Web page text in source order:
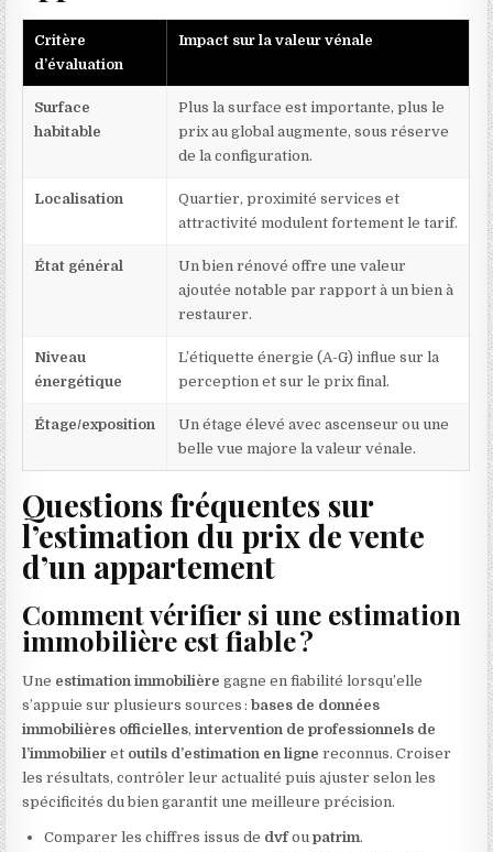
Critère
d’évaluation
Impact sur la valeur vénale
Surface
habitable
Plus la surface est importante, plus le
prix au global augmente, sous réserve
de la configuration.
Localisation
Quartier, proximité services et
attractivité modulent fortement le tarif.
État général
Un bien rénové offre une valeur
ajoutée notable par rapport à un bien à
restaurer.
Niveau
énergétique
L’étiquette énergie (A-G) influe sur la
perception et sur le prix final.
Étage/exposition
Un étage élevé avec ascenseur ou une
belle vue majore la valeur vénale.
Questions fréquentes sur
l’estimation du prix de vente
d’un appartement
Comment vérifier si une estimation
immobilière est fiable ?
Une estimation immobilière gagne en fiabilité lorsqu’elle
s’appuie sur plusieurs sources :bases de données
immobilières officielles,intervention de professionnels de
l’immobilier et outils d’estimation en ligne reconnus. Croiser
les résultats, contrôler leur actualité puis ajuster selon les
spécificités du bien garantit une meilleure précision.
Comparer les chiffres issus de dvfoupatrim.